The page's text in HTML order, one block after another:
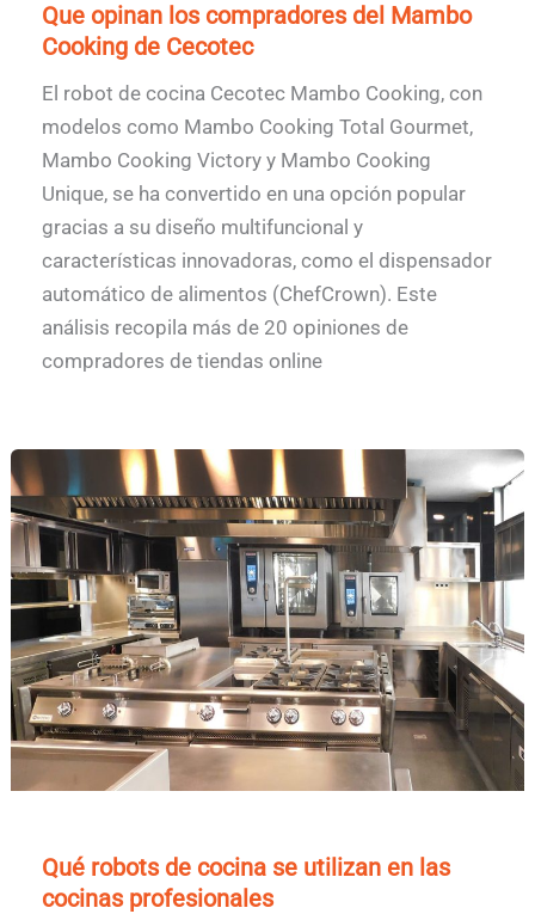
Que opinan los compradores del Mambo
Cooking de Cecotec
El robot de cocina Cecotec Mambo Cooking, con
modelos como Mambo Cooking Total Gourmet,
Mambo Cooking Victory y Mambo Cooking
Unique, se ha convertido en una opción popular
gracias a su diseño multifuncional y
características innovadoras, como el dispensador
automático de alimentos (ChefCrown). Este
análisis recopila más de 20 opiniones de
compradores de tiendas online
Qué robots de cocina se utilizan en las
cocinas profesionales